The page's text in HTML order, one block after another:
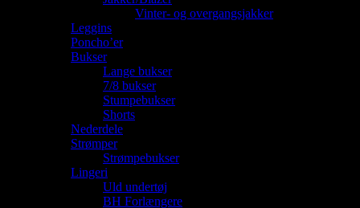
Vinter- og overgangsjakker
Leggins
Poncho’er
Bukser
Lange bukser
7/8 bukser
Stumpebukser
Shorts
Nederdele
Strømper
Strømpebukser
Lingeri
Uld undertøj
BH Forlængere